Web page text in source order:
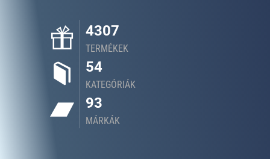
4307
TERMÉKEK
54
KATEGÓRIÁK
93
MÁRKÁK